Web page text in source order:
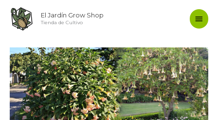
contenido
El Jardín Grow Shop
Tienda de Cultivo